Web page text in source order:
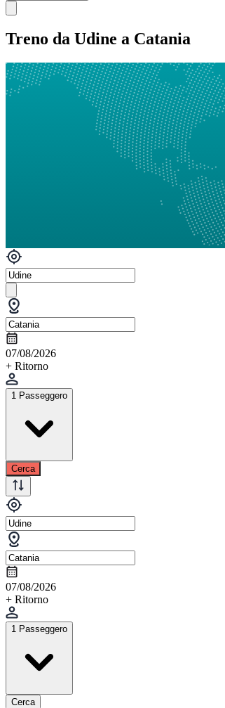
Treno da Udine a Catania
07/08/2026
+ Ritorno
1 Passeggero
Cerca
07/08/2026
+ Ritorno
1 Passeggero
Cerca